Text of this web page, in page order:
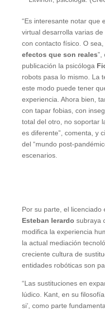
“Es interesante notar que
virtual desarrolla varias
con contacto físico. O sea,
efectos que son reales”,
publicación la psicóloga
robots pasa lo mismo. La
este modo puede tener
experiencia. Ahora bien,
con tapar fobias, con
total del otro, no soportar
es diferente”, comenta, y
del “mundo post-
escenarios.
Por su parte, el licenciado
Esteban Ierardo subraya
modifica la experiencia
la actual mediación
creciente cultura de
entidades robóticas son
“Las sustituciones en
lúdico. Kant, en su
si’, como parte